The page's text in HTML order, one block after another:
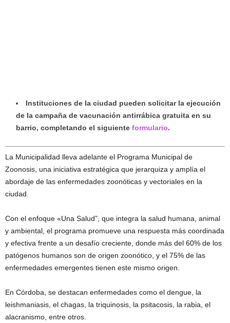
Instituciones de la ciudad pueden solicitar la ejecución
de la campaña de vacunación antirrábica gratuita en su
barrio, completando el siguiente formulario.
La Municipalidad lleva adelante el Programa Municipal de
Zoonosis, una iniciativa estratégica que jerarquiza y amplía el
abordaje de las enfermedades zoonóticas y vectoriales en la
ciudad.
Con el enfoque «Una Salud”, que integra la salud humana, animal
y ambiental, el programa promueve una respuesta más coordinada
y efectiva frente a un desafío creciente, donde más del 60% de los
patógenos humanos son de origen zoonótico, y el 75% de las
enfermedades emergentes tienen este mismo origen.
En Córdoba, se destacan enfermedades como el dengue, la
leishmaniasis, el chagas, la triquinosis, la psitacosis, la rabia, el
alacranismo, entre otros.